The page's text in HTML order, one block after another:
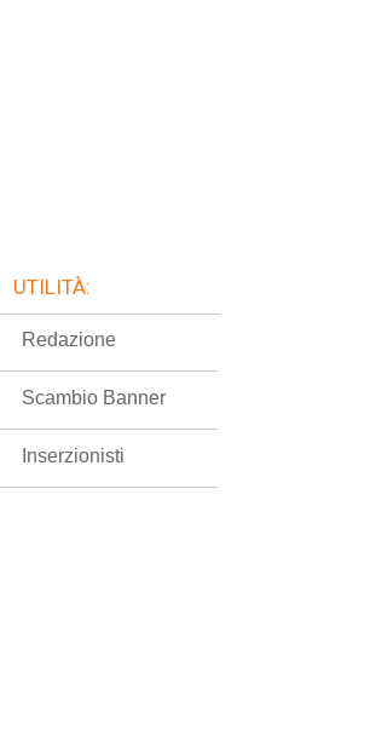
UTILITÀ:
Redazione
Scambio Banner
Inserzionisti